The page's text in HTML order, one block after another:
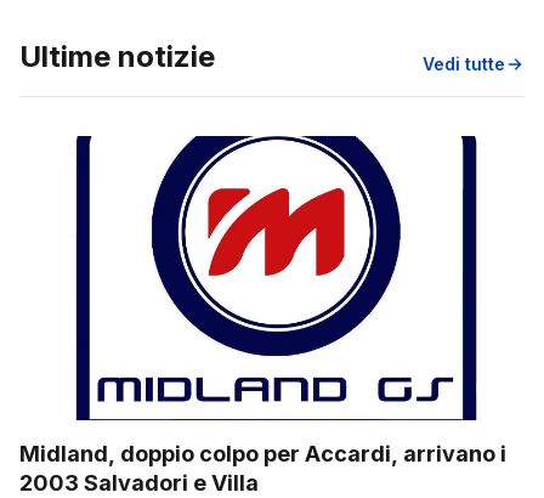
Ultime notizie Vedi tutte
Midland, doppio colpo per Accardi, arrivano i
2003 Salvadori e Villa